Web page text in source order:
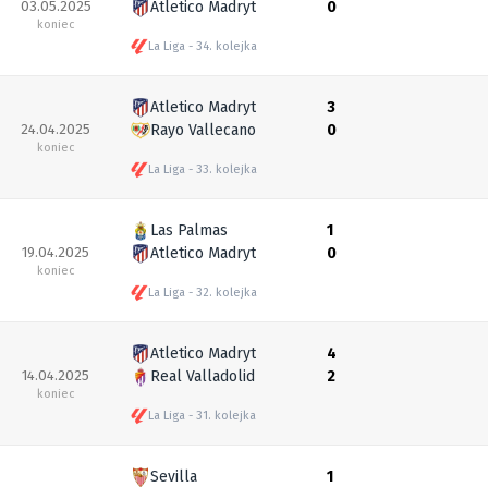
03.05.2025
koniec
Atletico Madryt
La Liga 34. kolejka
0
24.04.2025
koniec
Atletico Madryt
Rayo Vallecano
La Liga 33. kolejka
3
0
19.04.2025
koniec
Las Palmas
Atletico Madryt
La Liga 32. kolejka
1
0
14.04.2025
koniec
Atletico Madryt
Real Valladolid
La Liga 31. kolejka
4
2
Sevilla
1